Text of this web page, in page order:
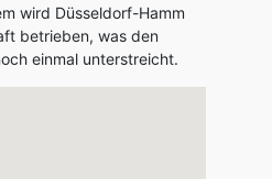
wird Düsseldorf-Hamm
betrieben, was den
einmal unterstreicht.